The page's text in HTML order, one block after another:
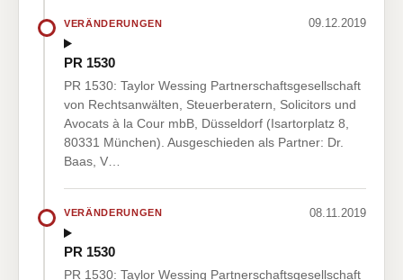
VERÄNDERUNGEN 09.12.2019
PR 1530
PR 1530: Taylor Wessing Partnerschaftsgesellschaft
von Rechtsanwälten, Steuerberatern, Solicitors und
Avocats à la Cour mbB, Düsseldorf (Isartorplatz 8,
80331 München). Ausgeschieden als Partner: Dr.
Baas, V…
VERÄNDERUNGEN 08.11.2019
PR 1530
PR 1530: Taylor Wessing Partnerschaftsgesellschaft